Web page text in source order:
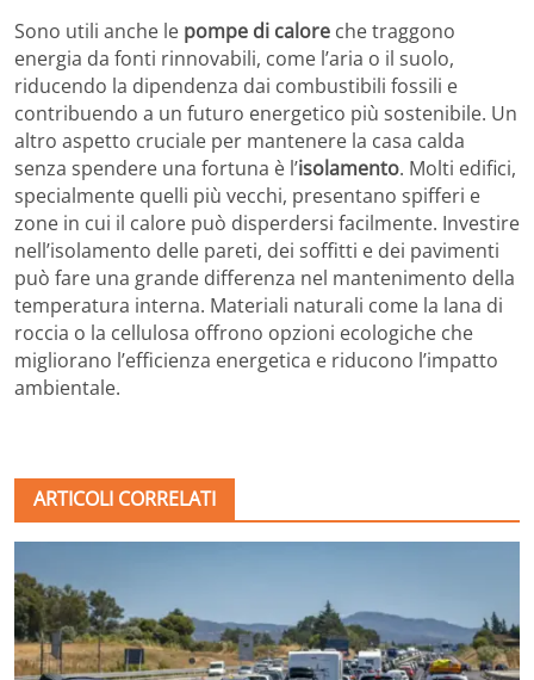
Sono utili anche le pompe di calore che traggono
energia da fonti rinnovabili, come l’aria o il suolo,
riducendo la dipendenza dai combustibili fossili e
contribuendo a un futuro energetico più sostenibile. Un
altro aspetto cruciale per mantenere la casa calda
senza spendere una fortuna è l’isolamento. Molti edifici,
specialmente quelli più vecchi, presentano spifferi e
zone in cui il calore può disperdersi facilmente. Investire
nell’isolamento delle pareti, dei soffitti e dei pavimenti
può fare una grande differenza nel mantenimento della
temperatura interna. Materiali naturali come la lana di
roccia o la cellulosa offrono opzioni ecologiche che
migliorano l’efficienza energetica e riducono l’impatto
ambientale.
ARTICOLI CORRELATI